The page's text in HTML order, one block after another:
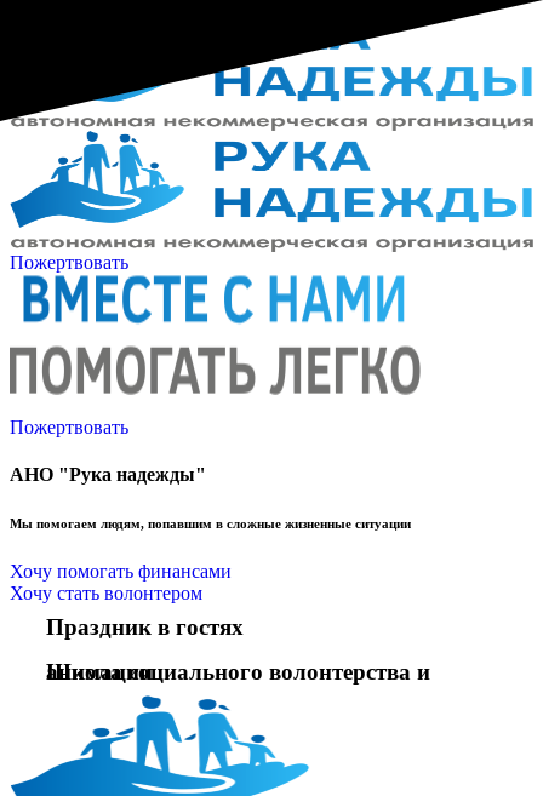
Пожертвовать
Пожертвовать
АНО "Рука надежды"
Мы помогаем людям, попавшим в сложные жизненные ситуации
Хочу помогать финансами
Хочу стать волонтером
Праздник в гостях
Школа социального волонтерства и анимации